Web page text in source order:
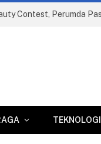
TEKNOLOGI